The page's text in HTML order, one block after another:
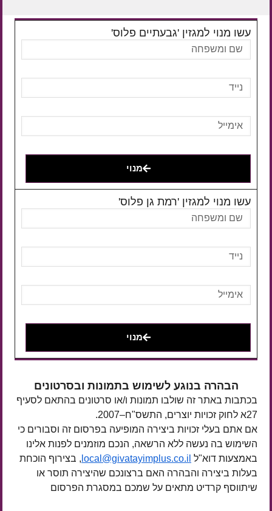
עשו מנוי למגזין 'גבעתיים פלוס'
מנוי
עשו מנוי למגזין 'רמת גן פלוס'
מנוי
הבהרה בנוגע לשימוש בתמונות ובסרטונים
בכתבות באתר זה שולבו תמונות ו/או סרטונים בהתאם לסעיף
27א לחוק זכויות יוצרים, התשס"ח–2007.
אם אתם בעלי זכויות ביצירה המופיעה בפרסום זה וסבורים כי
השימוש בה נעשה ללא הרשאה, הנכם מוזמנים לפנות אלינו
באמצעות דוא"ל local@givatayimplus.co.il , בצירוף הוכחת
בעלות ביצירה והבהרה האם ברצונכם שהיצירה תוסר או
שיתווסף קרדיט מתאים על שמכם במסגרת הפרסום